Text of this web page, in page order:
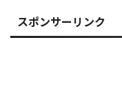
スポンサーリンク